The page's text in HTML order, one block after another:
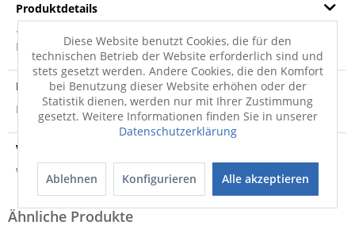
Produktdetails
· gold · Rahmenmaterial: Aluminium · Rückwandmaterial:
MDF · Art des Rahmens: Wandrahmen ohne...mehr
Produktsicherheit
Produktsicherheit
Versandinfo
Weitere Informationen zum Versand...
Diese Website benutzt Cookies, die für den
technischen Betrieb der Website erforderlich sind und
stets gesetzt werden. Andere Cookies, die den Komfort
bei Benutzung dieser Website erhöhen oder der
Statistik dienen, werden nur mit Ihrer Zustimmung
gesetzt. Weitere Informationen finden Sie in unserer
Datenschutzerklärung
Ablehnen Konfigurieren Alle akzeptieren